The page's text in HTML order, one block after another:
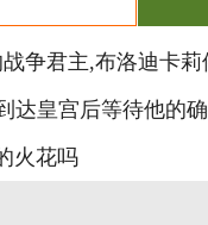
争君主,布洛迪卡
皇宫后等待他的
火花吗